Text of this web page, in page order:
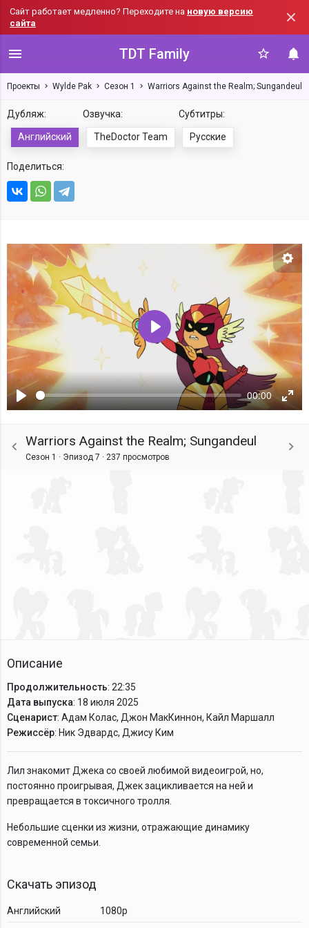
Сайт работает медленно? Переходите на новую версию
сайта
TDT Family
Проекты Wylde Pak Сезон 1 Warriors Against the Realm; Sungandeul
Дубляж:
Английский
Озвучка:
TheDoctor Team
Субтитры:
Русские
Поделиться:
Воспроизвести
00:00
Воспроизвести
Warriors Against the Realm; Sungandeul
Сезон 1 · Эпизод 7 · 237 просмотров
Описание
Продолжительность: 22:35
Дата выпуска: 18 июля 2025
Сценарист: Адам Колас, Джон МакКиннон, Кайл Маршалл
Режиссёр: Ник Эдвардс, Джису Ким
Лил знакомит Джека со своей любимой видеоигрой, но,
постоянно проигрывая, Джек зацикливается на ней и
превращается в токсичного тролля.
Небольшие сценки из жизни, отражающие динамику
современной семьи.
Скачать эпизод
Английский
1080p